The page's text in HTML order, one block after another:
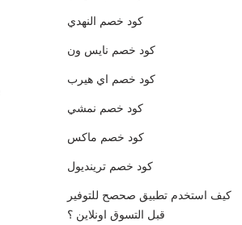
كود خصم النهدي
كود خصم نايس ون
كود خصم اي هيرب
كود خصم نمشي
كود خصم ماكس
كود خصم ترينديول
كيف استخدم تطبيق صحصح للتوفير
قبل التسوق اونلاين ؟